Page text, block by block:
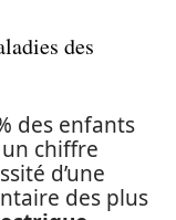
des
des enfants
chiffre
d’une
des plus